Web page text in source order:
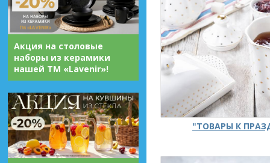
Акция на столовые
наборы из керамики
нашей ТМ «Lavenir»!
"ТОВАРЫ К